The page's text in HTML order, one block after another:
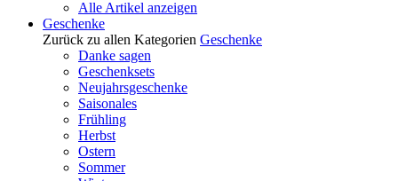
Alle Artikel anzeigen
Geschenke
Zurück zu allen Kategorien Geschenke
Danke sagen
Geschenksets
Neujahrsgeschenke
Saisonales
Frühling
Herbst
Ostern
Sommer